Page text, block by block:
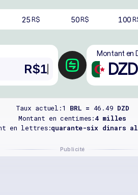
25 R$ 50 R$ 100
Montant en
DZD
Taux actuel:1 BRL = 46.49 DZD
Montant en centimes:4 milles
en lettres:quarante-six dinars
Publicité